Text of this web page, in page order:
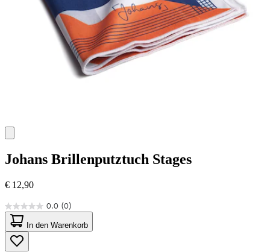
Johans Brillenputztuch Stages
€ 12,90
0.0 (0)
0.0
von
5
Sternen.
In den Warenkorb